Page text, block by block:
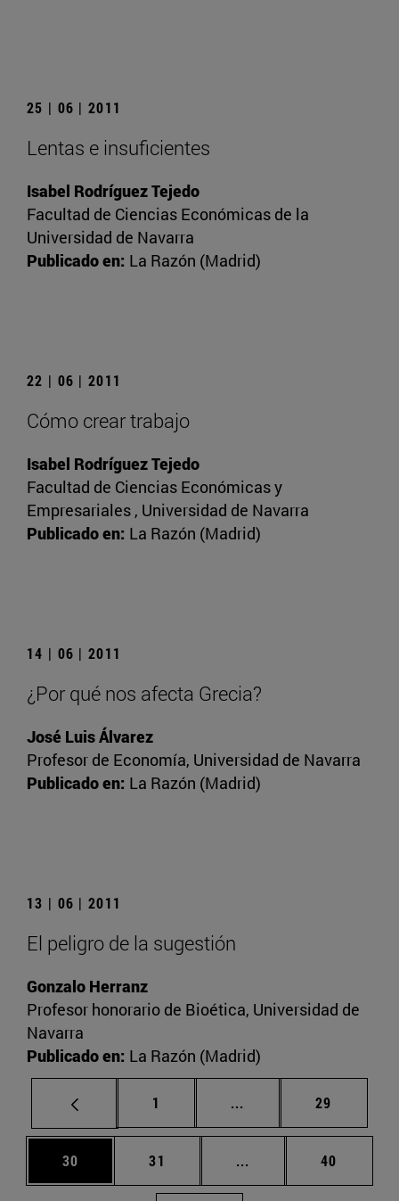
25 | 06 | 2011
Lentas e insuficientes
Isabel Rodríguez Tejedo
Facultad de Ciencias Económicas de la
Universidad de Navarra
Publicado en: La Razón (Madrid)
22 | 06 | 2011
Cómo crear trabajo
Isabel Rodríguez Tejedo
Facultad de Ciencias Económicas y
Empresariales , Universidad de Navarra
Publicado en: La Razón (Madrid)
14 | 06 | 2011
¿Por qué nos afecta Grecia?
José Luis Álvarez
Profesor de Economía, Universidad de Navarra
Publicado en: La Razón (Madrid)
13 | 06 | 2011
El peligro de la sugestión
Gonzalo Herranz
Profesor honorario de Bioética, Universidad de
Navarra
Publicado en: La Razón (Madrid)
Página
1 ... Páginas intermedias
Página
29
Página
30 Página
31 ... Páginas intermedias
Página
40